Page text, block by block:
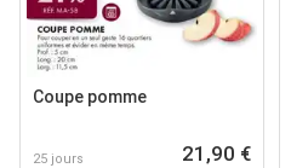
Coupe pomme
25 jours 21,90 €